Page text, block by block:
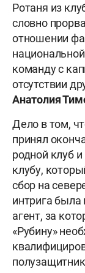
Ротаня из
словно
отношении
команду с
отсутствии
Анатолия
Дело в том,
принял
родной клуб
клубу,
сбор на
интрига
агент, за
«Рубину»